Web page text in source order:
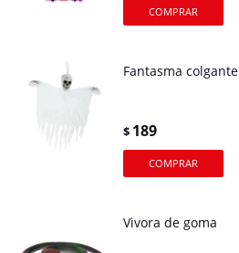
Fantasma colgante
$ 189
Vivora de goma